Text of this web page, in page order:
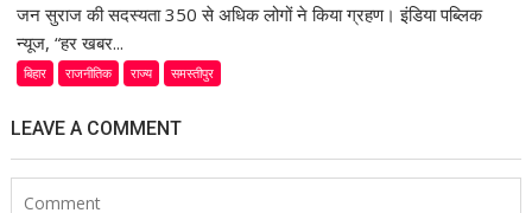
जन सुराज की सदस्यता 350 से अधिक लोगों ने किया ग्रहण। इंडिया पब्लिक
न्यूज, “हर खबर...
बिहार राजनीतिक राज्य समस्तीपुर
LEAVE A COMMENT